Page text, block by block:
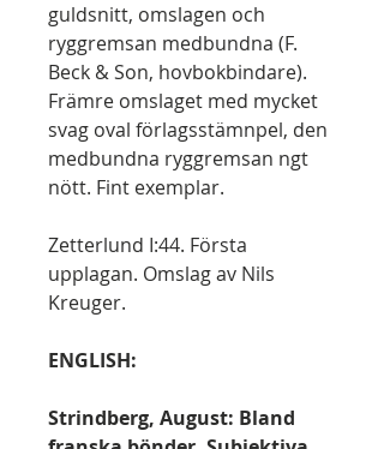
guldsnitt, omslagen och
ryggremsan medbundna (F.
Beck & Son, hovbokbindare).
Främre omslaget med mycket
svag oval förlagsstämnpel, den
medbundna ryggremsan ngt
nött. Fint exemplar.
Zetterlund I:44. Första
upplagan. Omslag av Nils
Kreuger.
ENGLISH:
Strindberg, August: Bland